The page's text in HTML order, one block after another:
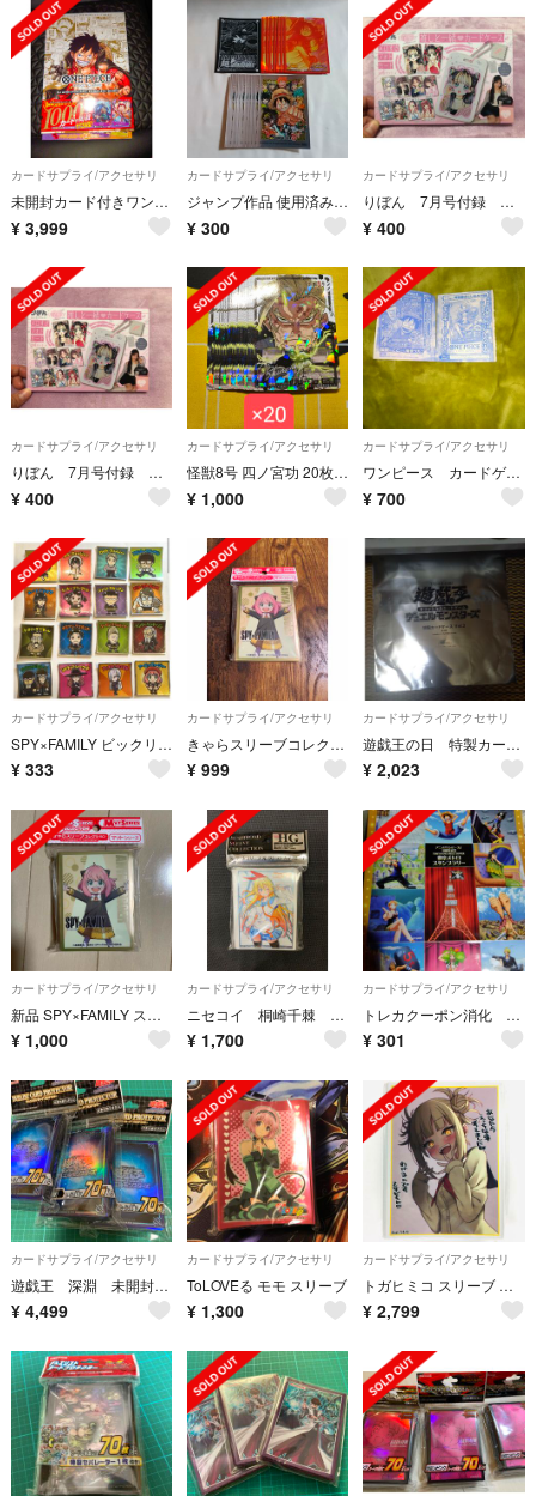
カードサプライ/アクセサリ
未開封カード付きワンピース パラレル 1st Anniversary
¥ 3,999
カードサプライ/アクセサリ
ジャンプ作品 使用済みスリーブセット
¥ 300
カードサプライ/アクセサリ
りぼん 7月号付録 カードケース&フォトカードセット
¥ 400
カードサプライ/アクセサリ
りぼん 7月号付録 カードケース&フォトカードセット
¥ 400
カードサプライ/アクセサリ
怪獣8号 四ノ宮功 20枚 最強ジャンプ
¥ 1,000
カードサプライ/アクセサリ
ワンピース カードゲーム 限定版
¥ 700
カードサプライ/アクセサリ
SPY×FAMILY ビックリマンチョコ
¥ 333
カードサプライ/アクセサリ
きゃらスリーブコレクション マットシリーズ アーニャ
¥ 999
カードサプライ/アクセサリ
遊戯王の日 特製カードケースVol.2 未開封
¥ 2,023
カードサプライ/アクセサリ
新品 SPY×FAMILY スパイファミリー アーニャ スリーブ デッキシールド
¥ 1,000
カードサプライ/アクセサリ
ニセコイ 桐崎千棘 スリーブ
¥ 1,700
カードサプライ/アクセサリ
トレカクーポン消化 ワンピース ステッカー onepiece sticker
¥ 301
カードサプライ/アクセサリ
遊戯王 深淵 未開封 3個セット スリーブ カードプロテクター
¥ 4,499
カードサプライ/アクセサリ
ToLOVEる モモ スリーブ
¥ 1,300
カードサプライ/アクセサリ
トガヒミコ スリーブ 僕のヒーローアカデミア
¥ 2,799